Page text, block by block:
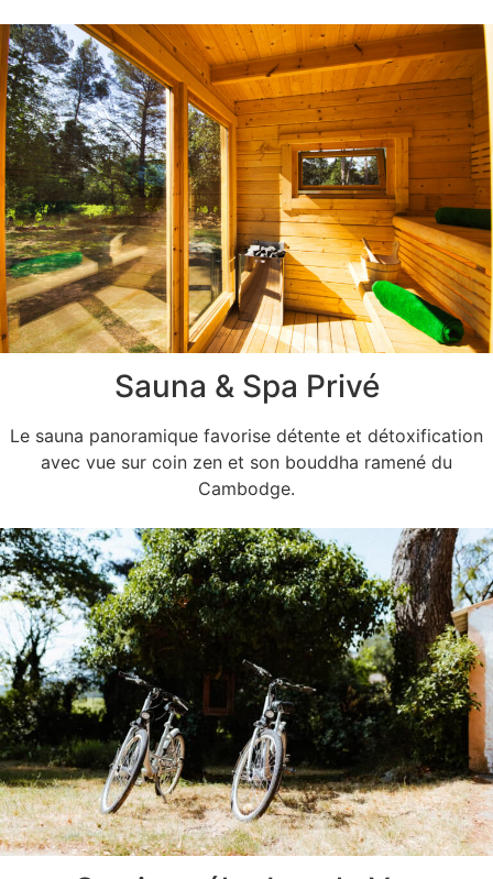
Sauna & Spa Privé
Le sauna panoramique favorise détente et détoxification
avec vue sur coin zen et son bouddha ramené du
Cambodge.